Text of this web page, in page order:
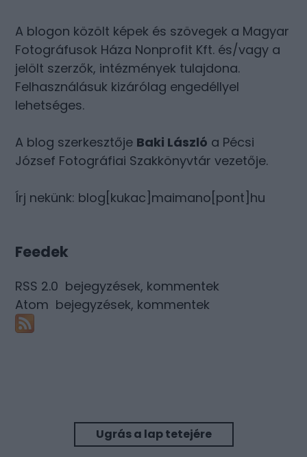
A blogon közölt képek és szövegek a Magyar
Fotográfusok Háza Nonprofit Kft. és/vagy a
jelölt szerzők, intézmények tulajdona.
Felhasználásuk kizárólag engedéllyel
lehetséges.
A blog szerkesztője Baki László a Pécsi
József Fotográfiai Szakkönyvtár vezetője.
Írj nekünk: blog[kukac]maimano[pont]hu
Feedek
RSS 2.0 bejegyzések, kommentek
Atom bejegyzések, kommentek
Ugrás a lap tetejére